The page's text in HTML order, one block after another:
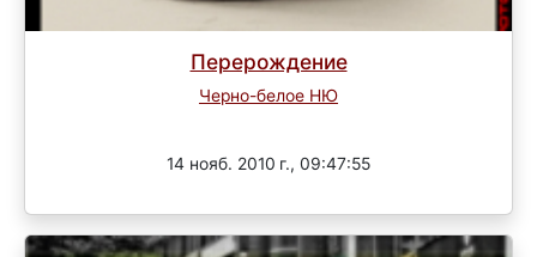
Перерождение
Черно-белое НЮ
14 нояб. 2010 г., 09:47:55